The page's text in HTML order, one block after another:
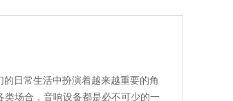
日常生活中扮演着越来越重要的角
场合，音响设备都是必不可少的一